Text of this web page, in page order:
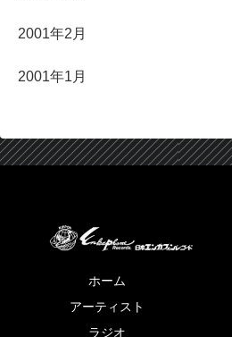
2001年2月
2001年1月
ホーム
アーティスト
ラジオ